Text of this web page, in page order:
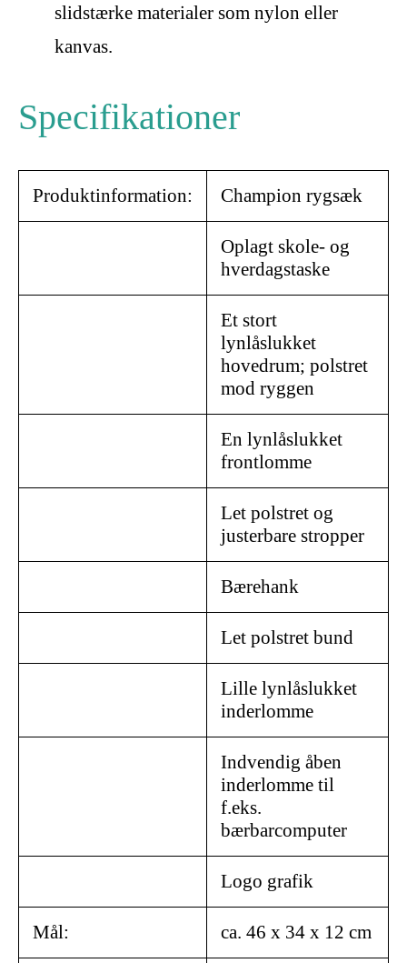
slidstærke materialer som nylon eller
kanvas.
Specifikationer
Produktinformation: Champion rygsæk
Oplagt skole- og
hverdagstaske
Et stort
lynlåslukket
hovedrum; polstret
mod ryggen
En lynlåslukket
frontlomme
Let polstret og
justerbare stropper
Bærehank
Let polstret bund
Lille lynlåslukket
inderlomme
Indvendig åben
inderlomme til
f.eks.
bærbarcomputer
Logo grafik
Mål: ca. 46 x 34 x 12 cm